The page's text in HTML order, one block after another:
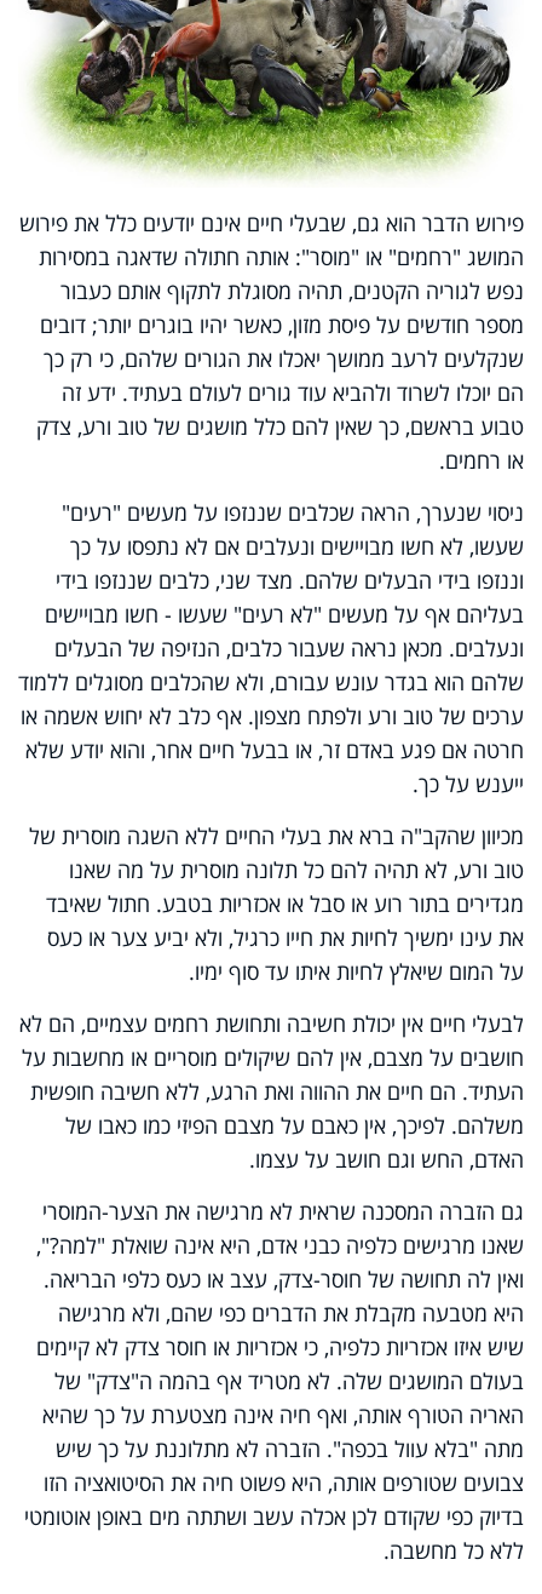
פירוש הדבר הוא גם, שבעלי חיים אינם יודעים כלל את פירוש
המושג "רחמים" או "מוסר": אותה חתולה שדאגה במסירות
נפש לגוריה הקטנים, תהיה מסוגלת לתקוף אותם כעבור
מספר חודשים על פיסת מזון, כאשר יהיו בוגרים יותר; דובים
שנקלעים לרעב ממושך יאכלו את הגורים שלהם, כי רק כך
הם יוכלו לשרוד ולהביא עוד גורים לעולם בעתיד. ידע זה
טבוע בראשם, כך שאין להם כלל מושגים של טוב ורע, צדק
או רחמים.
ניסוי שנערך, הראה שכלבים שננזפו על מעשים "רעים"
שעשו, לא חשו מבויישים ונעלבים אם לא נתפסו על כך
וננזפו בידי הבעלים שלהם. מצד שני, כלבים שננזפו בידי
בעליהם אף על מעשים "לא רעים" שעשו - חשו מבויישים
ונעלבים. מכאן נראה שעבור כלבים, הנזיפה של הבעלים
שלהם הוא בגדר עונש עבורם, ולא שהכלבים מסוגלים ללמוד
ערכים של טוב ורע ולפתח מצפון. אף כלב לא יחוש אשמה או
חרטה אם פגע באדם זר, או בבעל חיים אחר, והוא יודע שלא
ייענש על כך.
מכיוון שהקב"ה ברא את בעלי החיים ללא השגה מוסרית של
טוב ורע, לא תהיה להם כל תלונה מוסרית על מה שאנו
מגדירים בתור רוע או סבל או אכזריות בטבע. חתול שאיבד
את עינו ימשיך לחיות את חייו כרגיל, ולא יביע צער או כעס
על המום שיאלץ לחיות איתו עד סוף ימיו.
לבעלי חיים אין יכולת חשיבה ותחושת רחמים עצמיים, הם לא
חושבים על מצבם, אין להם שיקולים מוסריים או מחשבות על
העתיד. הם חיים את ההווה ואת הרגע, ללא חשיבה חופשית
משלהם. לפיכך, אין כאבם על מצבם הפיזי כמו כאבו של
האדם, החש וגם חושב על עצמו.
גם הזברה המסכנה שראית לא מרגישה את הצער-המוסרי
שאנו מרגישים כלפיה כבני אדם, היא אינה שואלת "למה?",
ואין לה תחושה של חוסר-צדק, עצב או כעס כלפי הבריאה.
היא מטבעה מקבלת את הדברים כפי שהם, ולא מרגישה
שיש איזו אכזריות כלפיה, כי אכזריות או חוסר צדק לא קיימים
בעולם המושגים שלה. לא מטריד אף בהמה ה"צדק" של
האריה הטורף אותה, ואף חיה אינה מצטערת על כך שהיא
מתה "בלא עוול בכפה". הזברה לא מתלוננת על כך שיש
צבועים שטורפים אותה, היא פשוט חיה את הסיטואציה הזו
בדיוק כפי שקודם לכן אכלה עשב ושתתה מים באופן אוטומטי
ללא כל מחשבה.